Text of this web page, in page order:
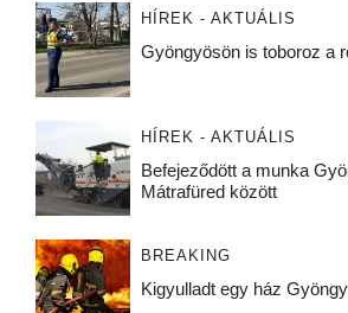
HÍREK - AKTUÁLIS
Gyöngyösön is toboroz a
HÍREK - AKTUÁLIS
Befejeződött a munka
Mátrafüred között
BREAKING
Kigyulladt egy ház